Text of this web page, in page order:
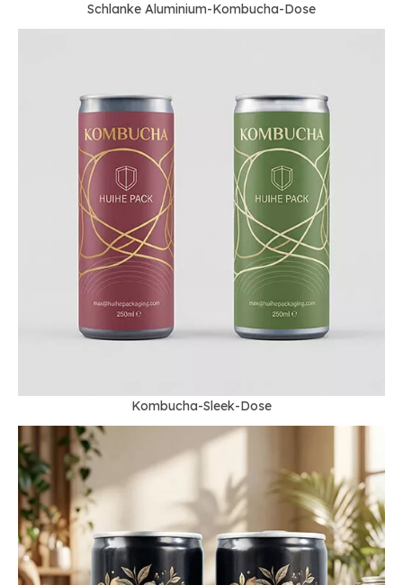
Schlanke Aluminium-Kombucha-Dose
Kombucha-Sleek-Dose